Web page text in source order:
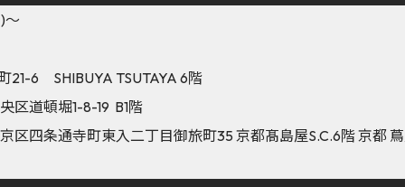
～
21-6 SHIBUYA TSUTAYA 6階
区道頓堀1-8-19 B1階
区四条通寺町東入二丁目御旅町35 京都髙島屋S.C.6階 京都